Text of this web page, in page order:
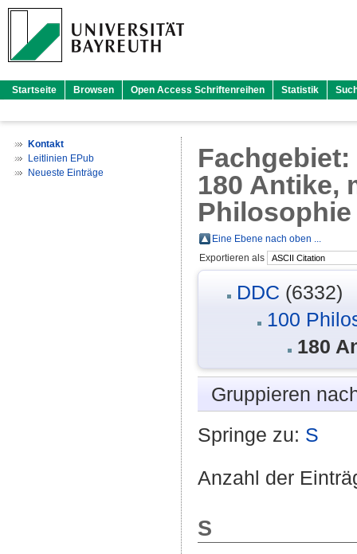
Startseite Browsen Open Access Schriftenreihen Statistik
Kontakt
Leitlinien EPub
Neueste Einträge
Fachgebiet:
180 Antike,
Philosophie
Eine Ebene nach oben ...
Exportieren als
DDC (6332)
100
180
Gruppieren
Springe zu: S
Anzahl der
S